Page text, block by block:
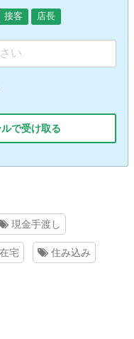
接客 店長
で受け取る
現金手渡し
在宅 住み込み